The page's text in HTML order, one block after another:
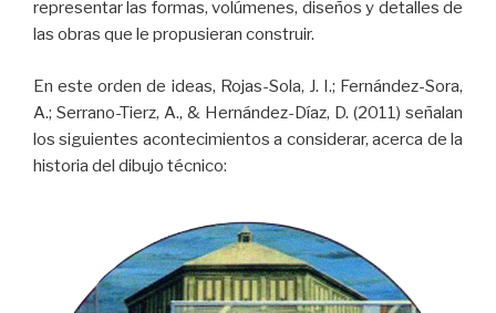
representar las formas, volúmenes, diseños y detalles de
las obras que le propusieran construir.
En este orden de ideas, Rojas-Sola, J. I.; Fernández-Sora,
A.; Serrano-Tierz, A., & Hernández-Díaz, D. (2011) señalan
los siguientes acontecimientos a considerar, acerca de la
historia del dibujo técnico: